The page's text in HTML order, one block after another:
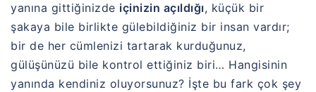
yanına gittiğinizde içinizin açıldığı, küçük bir
şakaya bile birlikte gülebildiğiniz bir insan vardır;
bir de her cümlenizi tartarak kurduğunuz,
gülüşünüzü bile kontrol ettiğiniz biri… Hangisinin
yanında kendiniz oluyorsunuz? İşte bu fark çok şey